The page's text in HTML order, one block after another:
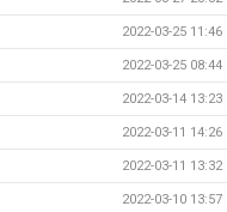
2022-03-25 11:46
2022-03-25 08:44
2022-03-14 13:23
2022-03-11 14:26
2022-03-11 13:32
2022-03-10 13:57